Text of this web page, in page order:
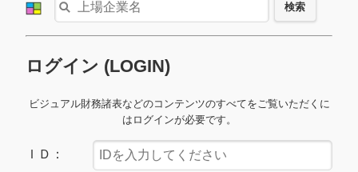
検索
ログイン (LOGIN)
ビジュアル財務諸表などのコンテンツのすべてをご覧いただくに
はログインが必要です。
ＩＤ：